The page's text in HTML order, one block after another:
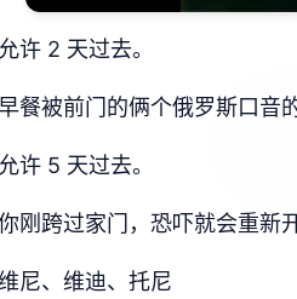
允许 2 天过去。
餐被前门的俩个俄罗斯口音
允许 5 天过去。
刚跨过家门，恐吓就会重新
尼、维迪、托尼